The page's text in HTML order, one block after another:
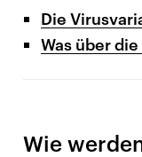
Die
Was über
Wie